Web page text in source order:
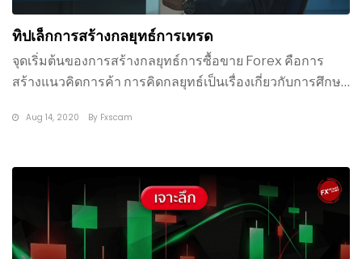
ทิปเล็กการสร้างกลยุทธ์การเทรด
จุดเริ่มต้นของการสร้างกลยุทธ์การซื้อขาย Forex คือการ
สร้างแนวคิดการค้า การคิดกลยุทธ์เป็นเรื่องเกี่ยวกับการศึกษา
Aug 14, 2020 By Fxscam